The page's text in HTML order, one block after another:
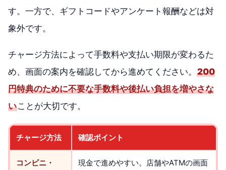
す。一方で、ギフトコードやアンケート報酬などは対
象外です。
チャージ方法によって手数料や支払い期限が変わるた
め、画面の案内を確認してから進めてください。 200
円特典のために不要な手数料や後払い負担を増やさな
いことが大切です。
チャージ方法 確認ポイント
コンビニ・
現金で進めやすい。店舗やATMの画面